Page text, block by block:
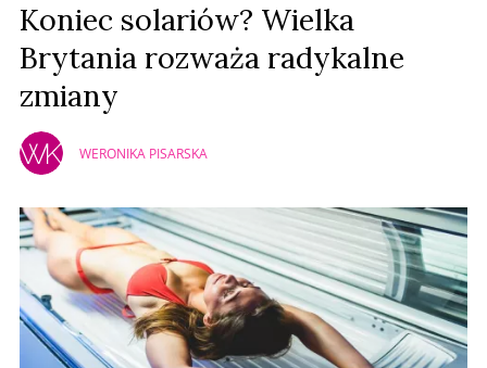
Koniec solariów? Wielka
Brytania rozważa radykalne
zmiany
WERONIKA PISARSKA